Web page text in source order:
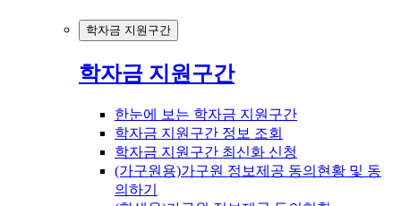
학자금 지원구간
학자금 지원구간
한눈에 보는 학자금 지원구간
학자금 지원구간 정보 조회
학자금 지원구간 최신화 신청
(가구원용)가구원 정보제공 동의현황 및 동
의하기